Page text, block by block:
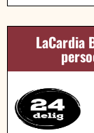
LaCardia